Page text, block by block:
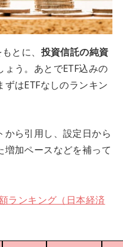
とに、 投資信託の純資
ょう。あとでETF込みの
はETFなしのランキン
から引用し、設定日から
加ペースなどを補って
ランキング（日本経済